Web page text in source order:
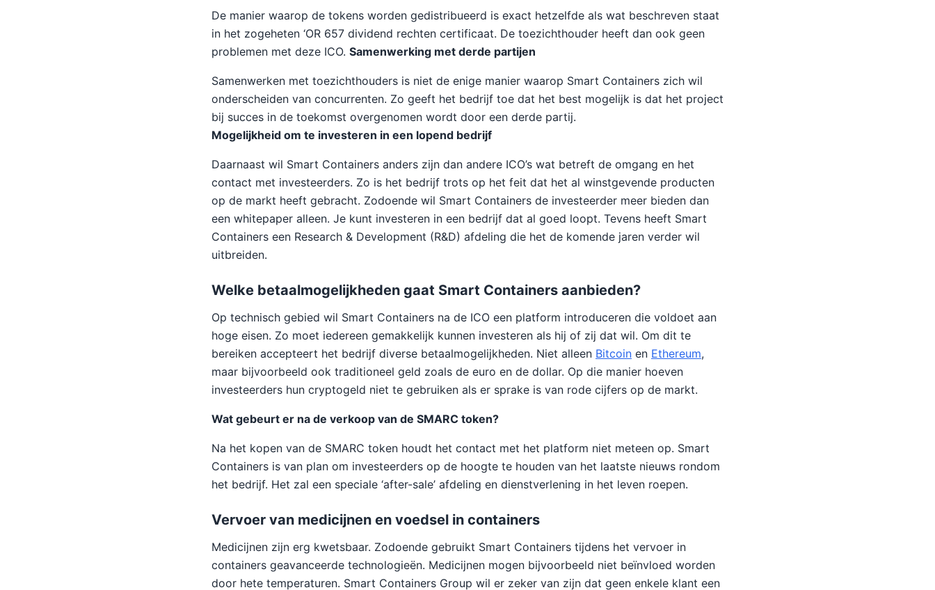
De manier waarop de tokens worden gedistribueerd is exact hetzelfde als wat beschreven staat
in het zogeheten ‘OR 657 dividend rechten certificaat. De toezichthouder heeft dan ook geen
problemen met deze ICO. Samenwerking met derde partijen
Samenwerken met toezichthouders is niet de enige manier waarop Smart Containers zich wil
onderscheiden van concurrenten. Zo geeft het bedrijf toe dat het best mogelijk is dat het project
bij succes in de toekomst overgenomen wordt door een derde partij.
Mogelijkheid om te investeren in een lopend bedrijf
Daarnaast wil Smart Containers anders zijn dan andere ICO’s wat betreft de omgang en het
contact met investeerders. Zo is het bedrijf trots op het feit dat het al winstgevende producten
op de markt heeft gebracht. Zodoende wil Smart Containers de investeerder meer bieden dan
een whitepaper alleen. Je kunt investeren in een bedrijf dat al goed loopt. Tevens heeft Smart
Containers een Research & Development (R&D) afdeling die het de komende jaren verder wil
uitbreiden.
Welke betaalmogelijkheden gaat Smart Containers aanbieden?
Op technisch gebied wil Smart Containers na de ICO een platform introduceren die voldoet aan
hoge eisen. Zo moet iedereen gemakkelijk kunnen investeren als hij of zij dat wil. Om dit te
bereiken accepteert het bedrijf diverse betaalmogelijkheden. Niet alleen Bitcoin en Ethereum,
maar bijvoorbeeld ook traditioneel geld zoals de euro en de dollar. Op die manier hoeven
investeerders hun cryptogeld niet te gebruiken als er sprake is van rode cijfers op de markt.
Wat gebeurt er na de verkoop van de SMARC token?
Na het kopen van de SMARC token houdt het contact met het platform niet meteen op. Smart
Containers is van plan om investeerders op de hoogte te houden van het laatste nieuws rondom
het bedrijf. Het zal een speciale ‘after-sale’ afdeling en dienstverlening in het leven roepen.
Vervoer van medicijnen en voedsel in containers
Medicijnen zijn erg kwetsbaar. Zodoende gebruikt Smart Containers tijdens het vervoer in
containers geavanceerde technologieën. Medicijnen mogen bijvoorbeeld niet beïnvloed worden
door hete temperaturen. Smart Containers Group wil er zeker van zijn dat geen enkele klant een